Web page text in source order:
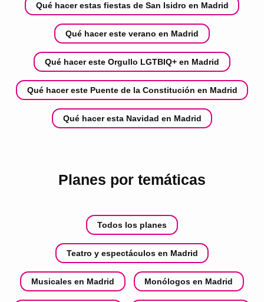
Qué hacer estas fiestas de San Isidro en Madrid
Qué hacer este verano en Madrid
Qué hacer este Orgullo LGTBIQ+ en Madrid
Qué hacer este Puente de la Constitución en Madrid
Qué hacer esta Navidad en Madrid
Planes por temáticas
Todos los planes
Teatro y espectáculos en Madrid
Musicales en Madrid Monólogos en Madrid